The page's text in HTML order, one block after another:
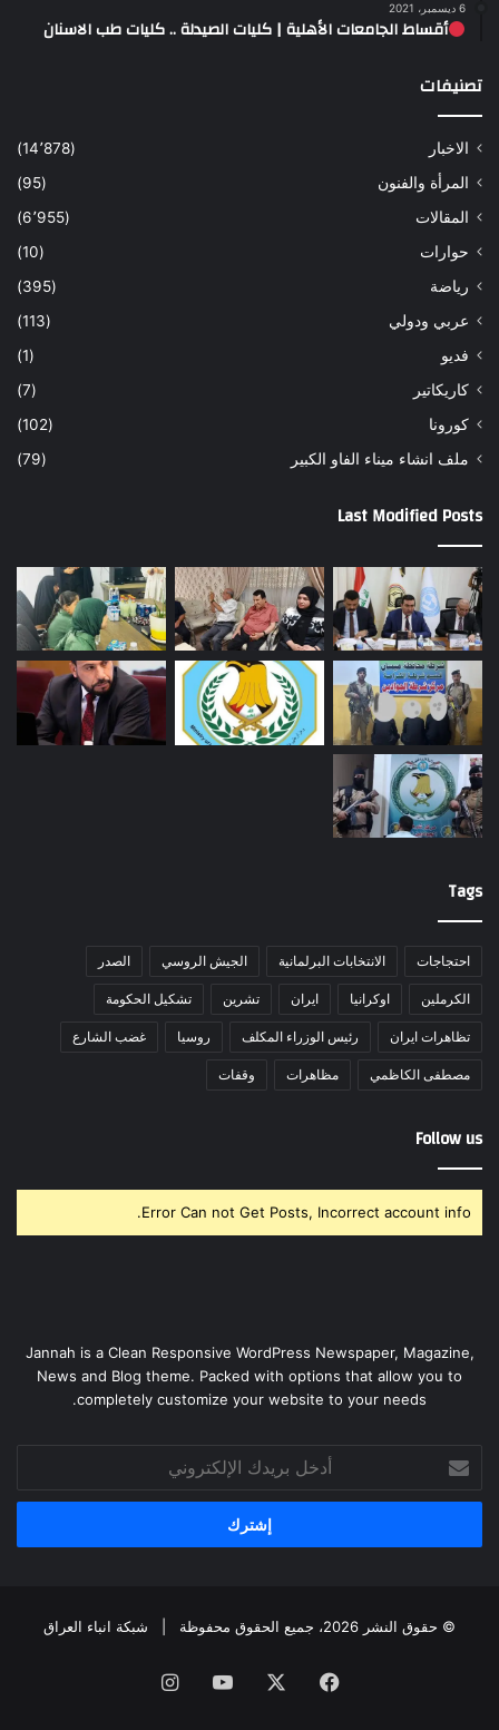
6 ديسمبر، 2021
أقساط الجامعات الأهلية | كليات الصيدلة .. كليات طب الاسنان
تصنيفات
الاخبار
(14٬878)
المرأة والفنون
(95)
المقالات
(6٬955)
حوارات
(10)
رياضة
(395)
عربي ودولي
(113)
فديو
(1)
كاريكاتير
(7)
كورونا
(102)
ملف انشاء ميناء الفاو الكبير
(79)
Last Modified Posts
Tags
احتجاجات الانتخابات البرلمانية الجيش الروسي الصدر
الكرملين اوكرانيا ايران تشرين تشكيل الحكومة
تظاهرات ايران رئيس الوزراء المكلف روسيا غضب الشارع
مصطفى الكاظمي مظاهرات وقفات
Follow us
Error Can not Get Posts, Incorrect account info.
Jannah is a Clean Responsive WordPress Newspaper, Magazine,
News and Blog theme. Packed with options that allow you to
completely customize your website to your needs.
بريدك
الإلكتروني
© حقوق النشر 2026، جميع الحقوق محفوظة | شبكة انباء العراق
فيسبوك ‫YouTubeانستقرام